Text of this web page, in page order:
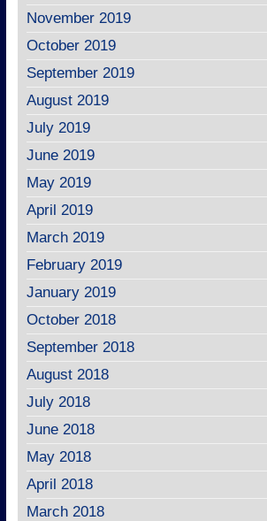
November 2019
October 2019
September 2019
August 2019
July 2019
June 2019
May 2019
April 2019
March 2019
February 2019
January 2019
October 2018
September 2018
August 2018
July 2018
June 2018
May 2018
April 2018
March 2018